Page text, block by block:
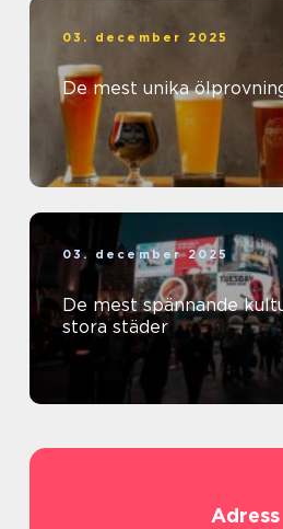
03. december 2025
De mest unika
03. december 2025
De mest spännande
stora städer
Adress